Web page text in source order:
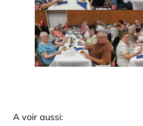
A voir aussi: